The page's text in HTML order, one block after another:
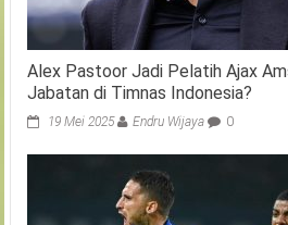
Alex Pastoor Jadi Pelatih Ajax
Jabatan di Timnas Indonesia?
19 Mei 2025 Endru Wijaya 0